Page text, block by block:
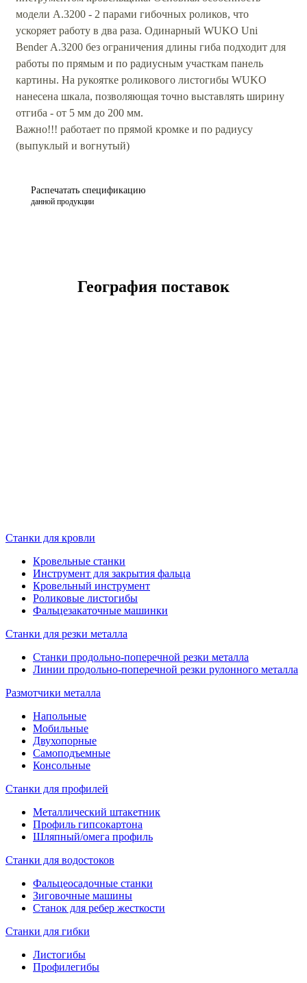
модели А.3200 - 2 парами гибочных роликов, что
ускоряет работу в два раза. Одинарный WUKO Uni
Bender А.3200 без ограничения длины гиба подходит для
работы по прямым и по радиусным участкам панель
картины. На рукоятке роликового листогибы WUKO
нанесена шкала, позволяющая точно выставлять ширину
отгиба - от 5 мм до 200 мм.
Важно!!! работает по прямой кромке и по радиусу
(выпуклый и вогнутый)
Распечатать спецификацию
данной продукции
География поставок
Станки для кровли
Кровельные станки
Инструмент для закрытия фальца
Кровельный инструмент
Роликовые листогибы
Фальцезакаточные машинки
Станки для резки металла
Станки продольно-поперечной резки металла
Линии продольно-поперечной резки рулонного металла
Размотчики металла
Напольные
Мобильные
Двухопорные
Самоподъемные
Консольные
Станки для профилей
Металлический штакетник
Профиль гипсокартона
Шляпный/омега профиль
Станки для водостоков
Фальцеосадочные станки
Зиговочные машины
Станок для ребер жесткости
Станки для гибки
Листогибы
Профилегибы